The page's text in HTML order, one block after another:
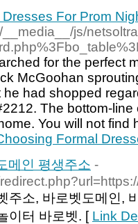
For Prom
js/
for the perfect
McGoohan
had shopped
The bottom-
You will not find
Formal
메인 평생주소 -
주소, 바로벳도메인,
이터 바로벳. [ Link